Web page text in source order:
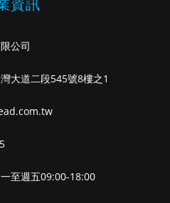
資訊
公司
大道二段545號8樓之1
至週五09:00-18:00